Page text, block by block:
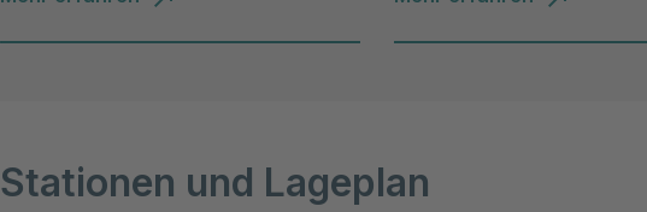
Stationen und Lageplan